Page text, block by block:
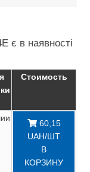
є в наявності
Стоимость
60,15
UAH/ШТ
В
КОРЗИНУ